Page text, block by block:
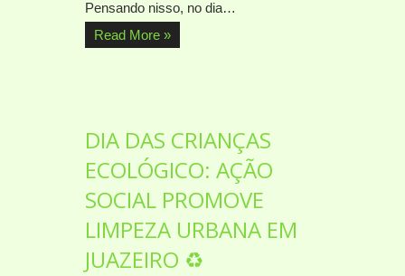
Pensando nisso, no dia…
Read More »
DIA DAS CRIANÇAS
ECOLÓGICO: AÇÃO
SOCIAL PROMOVE
LIMPEZA URBANA EM
JUAZEIRO ♻